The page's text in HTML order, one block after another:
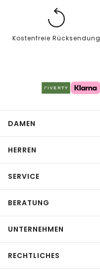
Kostenfreie Rücksendung
DAMEN
HERREN
SERVICE
BERATUNG
UNTERNEHMEN
RECHTLICHES